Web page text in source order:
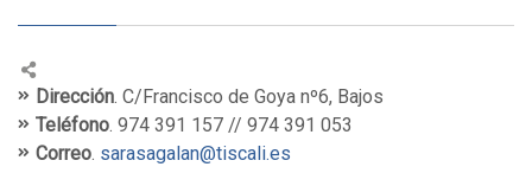
Dirección. C/Francisco de Goya nº6, Bajos
Teléfono. 974 391 157 // 974 391 053
Correo. sarasagalan@tiscali.es